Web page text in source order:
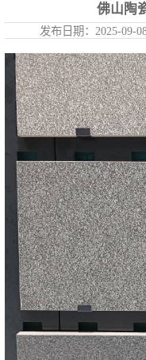
佛山陶
发布日期： 2025-09-